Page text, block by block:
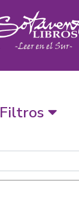
Filtros